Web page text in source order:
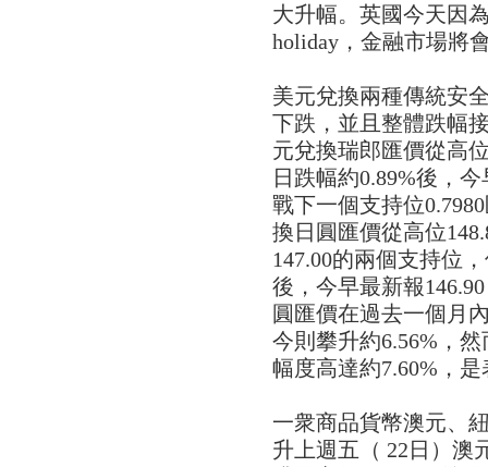
大升幅。英國今天因
holiday，金融市場將
美元兌換兩種傳統安
下跌，並且整體跌幅
元兌換瑞郎匯價從高
日跌幅約0.89%後，
戰下一個支持位
換日圓匯價從高位
147.00的兩個支持位
後，今早最新報
圓匯價在過去一個月
今則攀升約6.56%，
幅度高達約7.60%，
一衆商品貨幣澳元、
升上週五（ 22日）澳